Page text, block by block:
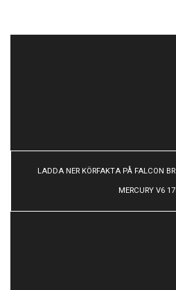
LADDA NER KÖRFAKTA PÅ FALCON
MERCURY V6